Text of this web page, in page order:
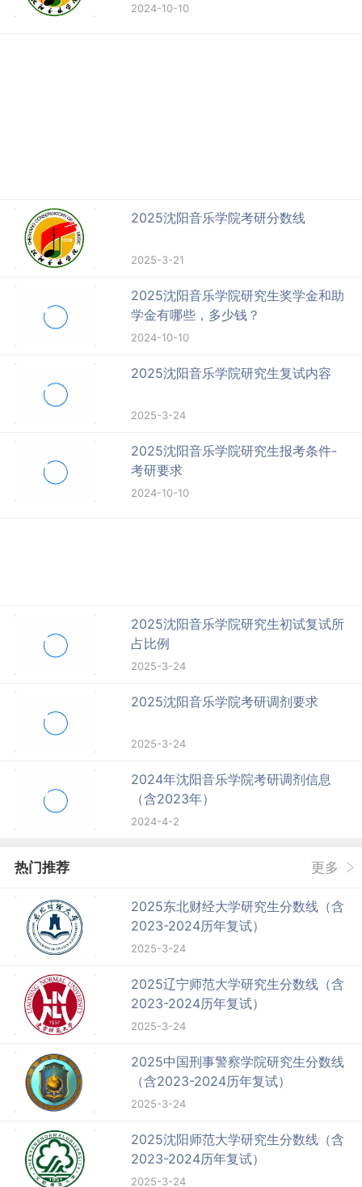
2024-10-10
2025沈阳音乐学院考研分数线
2025-3-21
2025沈阳音乐学院研究生奖学金和助
学金有哪些，多少钱？
2024-10-10
2025沈阳音乐学院研究生复试内容
2025-3-24
2025沈阳音乐学院研究生报考条件-
考研要求
2024-10-10
2025沈阳音乐学院研究生初试复试所
占比例
2025-3-24
2025沈阳音乐学院考研调剂要求
2025-3-24
2024年沈阳音乐学院考研调剂信息
（含2023年）
2024-4-2
热门推荐 更多
2025东北财经大学研究生分数线（含
2023-2024历年复试）
2025-3-24
2025辽宁师范大学研究生分数线（含
2023-2024历年复试）
2025-3-24
2025中国刑事警察学院研究生分数线
（含2023-2024历年复试）
2025-3-24
2025沈阳师范大学研究生分数线（含
2023-2024历年复试）
2025-3-24